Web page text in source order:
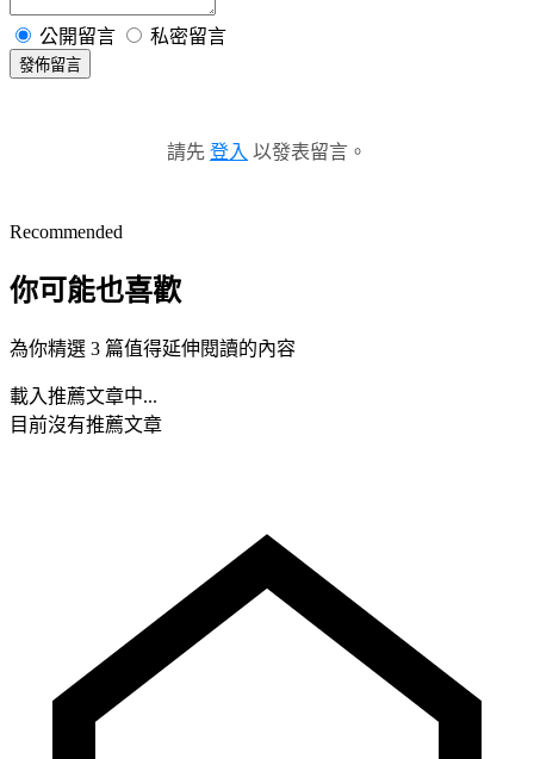
公開留言 私密留言
發佈留言
請先 登入 以發表留言。
Recommended
你可能也喜歡
為你精選 3 篇值得延伸閱讀的內容
載入推薦文章中...
目前沒有推薦文章